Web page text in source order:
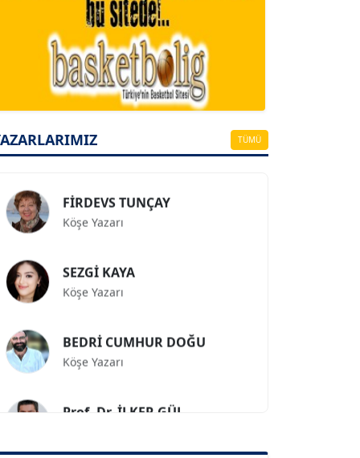
TÜMÜ
A. BAHRİ VRESKALA
Köşe Yazarı
ESAT ERÇETİNGÖZ
Köşe Yazarı
Köşe Yazarı
Köşe Yazarı
Köşe Yazarı
Köşe Yazarı